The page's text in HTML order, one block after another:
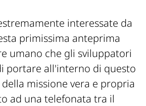
interessate da
primissima anteprima
umano che gli sviluppatori
portare all'interno di questo
missione vera e propria
ad una telefonata tra il